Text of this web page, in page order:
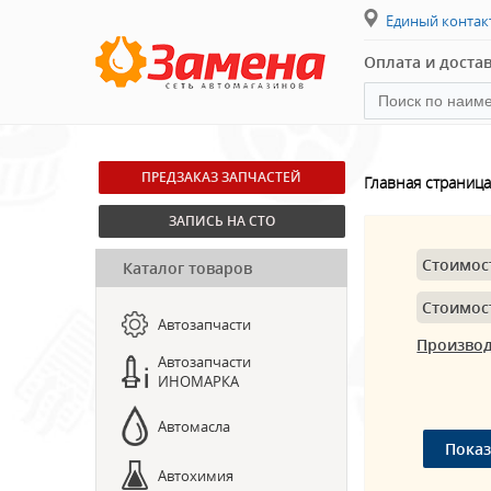
Единый
Оплата и
ПРЕДЗАКАЗ ЗАПЧАСТЕЙ
ЗАПИСЬ НА СТО
Каталог товаров
Автозапчасти
Автозапчасти
ИНОМАРКА
Автомасла
Автохимия
Главная страница